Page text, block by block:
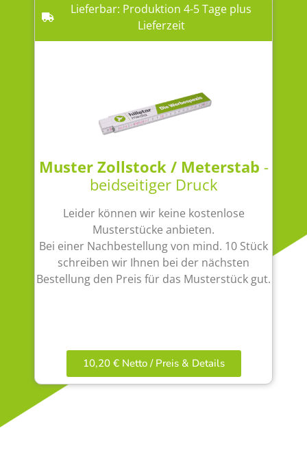
Lieferbar: Produktion 4-5 Tage plus
Lieferzeit
Muster Zollstock / Meterstab -
beidseitiger Druck
Leider können wir keine kostenlose
Musterstücke anbieten.
Bei einer Nachbestellung von mind. 10 Stück
schreiben wir Ihnen bei der nächsten
Bestellung den Preis für das Musterstück gut.
10,20 € Netto / Preis & Details